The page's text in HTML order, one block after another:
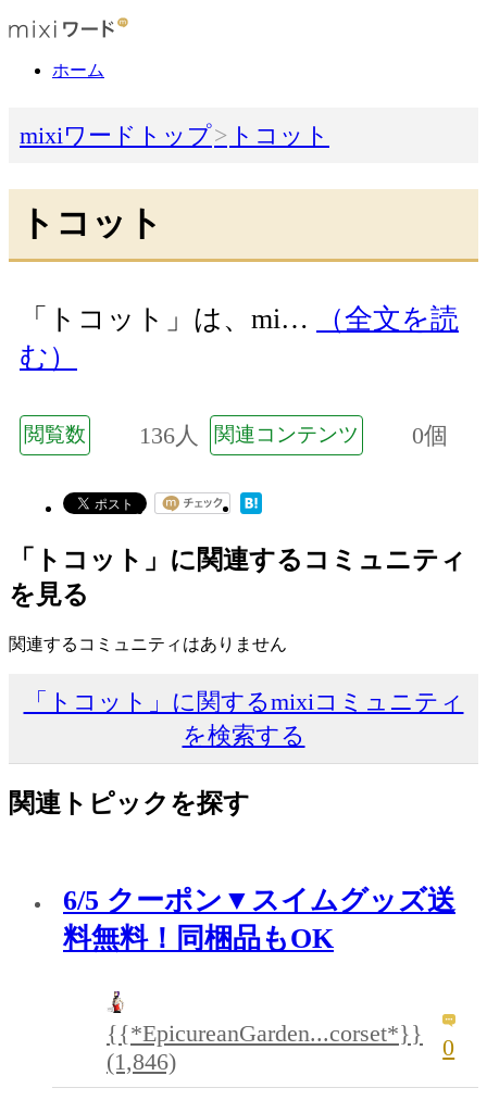
ホーム
mixiワードトップ トコット
トコット
「トコット」は、mi…
（全文を読
む）
閲覧数 136人 関連コンテンツ 0個
「トコット」に関連するコミュニティ
を見る
関連するコミュニティはありません
「トコット」に関するmixiコミュニティ
を検索する
関連トピックを探す
6/5 クーポン▼スイムグッズ送
料無料！同梱品もOK
{{*EpicureanGarden...corset*}}
(1,846)
0